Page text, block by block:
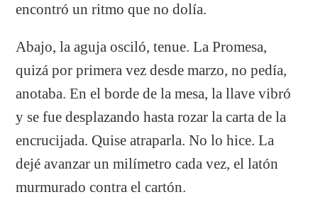
encontró un ritmo que no dolía.
Abajo, la aguja osciló, tenue. La Promesa,
quizá por primera vez desde marzo, no pedía,
anotaba. En el borde de la mesa, la llave vibró
y se fue desplazando hasta rozar la carta de la
encrucijada. Quise atraparla. No lo hice. La
dejé avanzar un milímetro cada vez, el latón
murmurado contra el cartón.